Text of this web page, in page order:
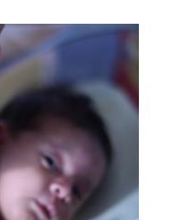
Canais